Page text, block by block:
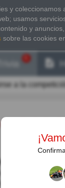
y
usamos
y
sobre las cookies
Trivia
a la
la provincia
el centro-
Salado y